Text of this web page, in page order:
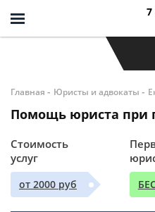
7
Главная - Юристы и адвокаты -
Помощь юриста при
Стоимость
услуг
от 2000 руб